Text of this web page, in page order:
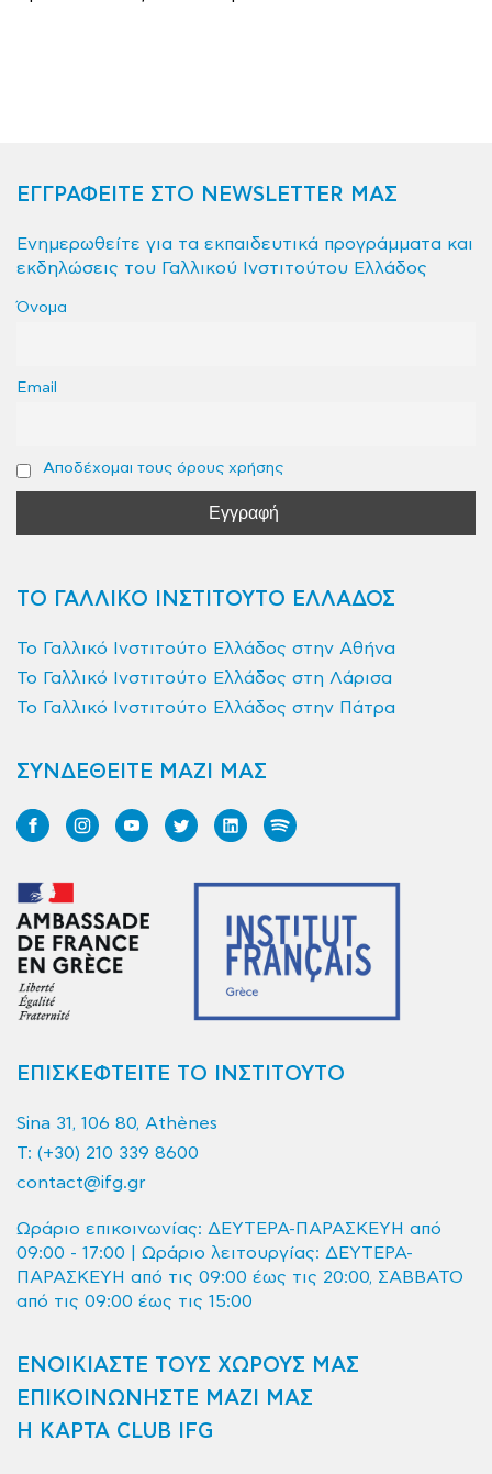
ΕΓΓΡΑΦΕΙΤΕ ΣΤΟ NEWSLETTER ΜΑΣ
Ενημερωθείτε για τα εκπαιδευτικά προγράμματα και
εκδηλώσεις του Γαλλικού Ινστιτούτου Ελλάδος
Όνομα
Email
Αποδέχομαι τους όρους χρήσης
ΤΟ ΓΑΛΛΙΚΟ ΙΝΣΤΙΤΟΥΤΟ ΕΛΛΑΔΟΣ
Το Γαλλικό Ινστιτούτο Ελλάδος στην Αθήνα
Το Γαλλικό Ινστιτούτο Ελλάδος στη Λάρισα
Το Γαλλικό Ινστιτούτο Ελλάδος στην Πάτρα
ΣΥΝΔΕΘΕΙΤΕ ΜΑΖΙ ΜΑΣ
ΕΠΙΣΚΕΦΤΕΙΤΕ ΤΟ ΙΝΣΤΙΤΟΥΤΟ
Sina 31, 106 80, Athènes
T: (+30) 210 339 8600
contact@ifg.gr
Ωράριο επικοινωνίας: ΔΕΥΤΕΡΑ-ΠΑΡΑΣΚΕΥΗ από
09:00 - 17:00 | Ωράριο λειτουργίας: ΔΕΥΤΕΡΑ-
ΠΑΡΑΣΚΕΥΗ από τις 09:00 έως τις 20:00, ΣΑΒΒΑΤΟ
από τις 09:00 έως τις 15:00
ΕΝΟΙΚΙΑΣΤΕ ΤΟΥΣ ΧΩΡΟΥΣ ΜΑΣ
ΕΠΙΚΟΙΝΩΝΗΣΤΕ ΜΑΖΙ ΜΑΣ
Η ΚΑΡΤΑ CLUB IFG